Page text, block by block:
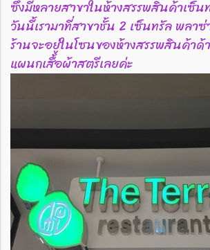
ซึ่งมีหลายสาขาในห้างสรรพสินค้าเซ็น
วันนี้เรามาที่สาขาชั้น 2 เซ็นทรัล พลาซ่
ร้านจะอยู่ในโซนของห้างสรรพสินค้า
แผนกเสื้อผ้าสตรีเลยค่ะ